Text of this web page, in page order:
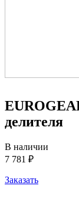
делителя
В наличии
7 781 ₽
Заказать